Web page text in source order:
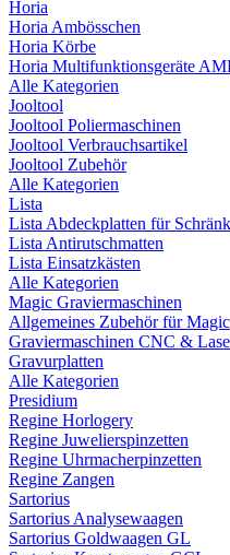
Horia
Horia Ambösschen
Horia Körbe
Horia Multifunktionsgeräte
Alle Kategorien
Jooltool
Jooltool Poliermaschinen
Jooltool Verbrauchsartikel
Jooltool Zubehör
Alle Kategorien
Lista
Lista Abdeckplatten für
Lista Antirutschmatten
Lista Einsatzkästen
Alle Kategorien
Magic Graviermaschinen
Allgemeines Zubehör für Magic
Graviermaschinen CNC &
Gravurplatten
Alle Kategorien
Presidium
Regine Horlogery
Regine Juwelierspinzetten
Regine Uhrmacherpinzetten
Regine Zangen
Sartorius
Sartorius Analysewaagen
Sartorius Goldwaagen GL